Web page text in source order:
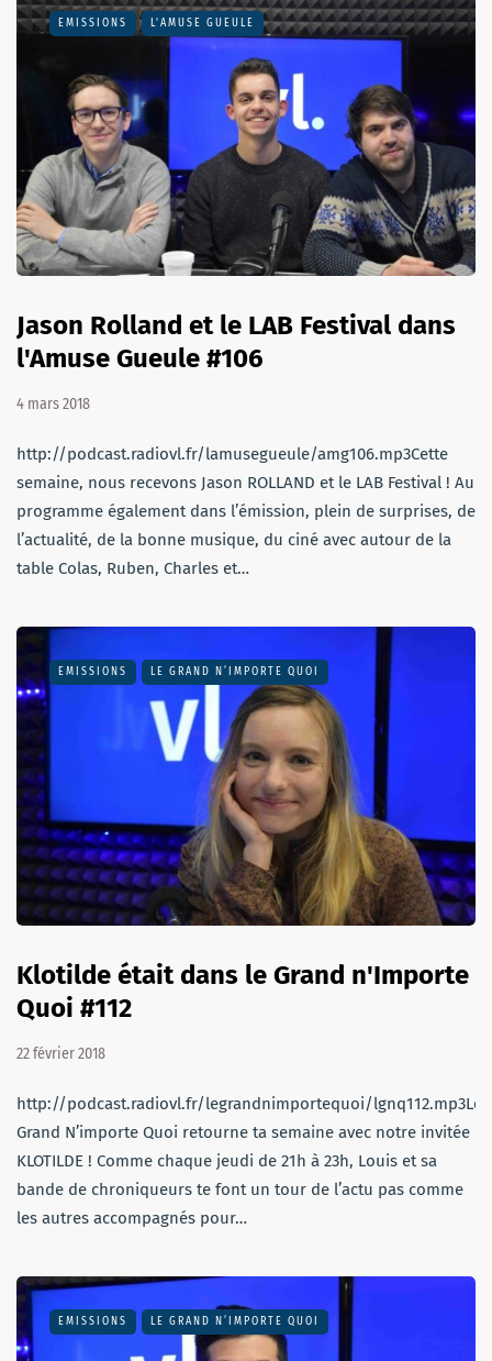
EMISSIONS L'AMUSE GUEULE
Jason Rolland et le LAB Festival dans
l'Amuse Gueule #106
4 mars 2018
http://podcast.radiovl.fr/lamusegueule/amg106.mp3Cette
semaine, nous recevons Jason ROLLAND et le LAB Festival ! Au
programme également dans l’émission, plein de surprises, de
l’actualité, de la bonne musique, du ciné avec autour de la
table Colas, Ruben, Charles et…
EMISSIONS LE GRAND N’IMPORTE QUOI
Klotilde était dans le Grand n'Importe
Quoi #112
22 février 2018
http://podcast.radiovl.fr/legrandnimportequoi/lgnq112.mp3Le
Grand N’importe Quoi retourne ta semaine avec notre invitée
KLOTILDE ! Comme chaque jeudi de 21h à 23h, Louis et sa
bande de chroniqueurs te font un tour de l’actu pas comme
les autres accompagnés pour…
EMISSIONS LE GRAND N’IMPORTE QUOI